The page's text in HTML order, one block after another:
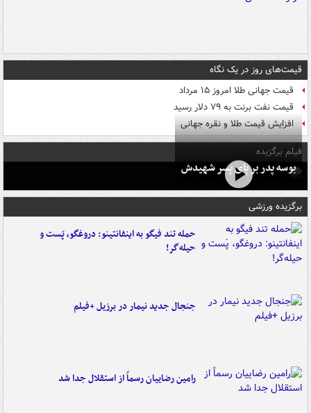
قیمت‌های روز در یک نگاه
قیمت جهانی طلا امروز ۱۵ مرداد
قیمت نفت برنت به ۷۹ دلار رسید
افزایش قیمت طلا و نقره جهانی
فیلم برگزیده
بوسه‌ پدر بر پای پسر شهیدش
برگزیده ورزشی
حمله تند فیگو به اینفانتینو: دروغگو، پَست‌ و
حیله‌گر!
جنجال جدید نیمار در برزیل +فیلم
رامین رضاییان رسماً از استقلال جدا شد